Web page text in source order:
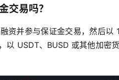
交易吗？
资并参与保证金交易，然后
以 USDT、BUSD 或其他加密